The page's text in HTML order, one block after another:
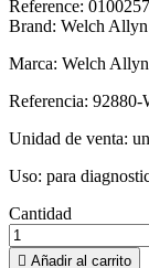
Reference:
Brand: Welch Allyn
Marca: Welch
Referencia:
Unidad de venta:
Uso: para
Cantidad
 Añadir al carrito